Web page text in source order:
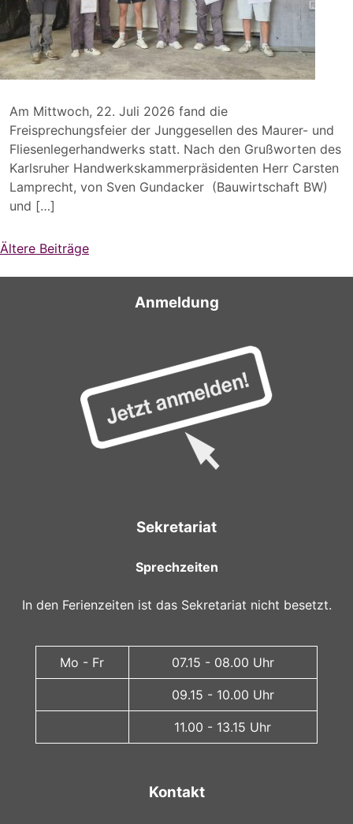
Am Mittwoch, 22. Juli 2026 fand die
Freisprechungsfeier der Junggesellen des Maurer- und
Fliesenlegerhandwerks statt. Nach den Grußworten des
Karlsruher Handwerkskammerpräsidenten Herr Carsten
Lamprecht, von Sven Gundacker (Bauwirtschaft BW)
und […]
Beitragsnavigation
Ältere Beiträge
Anmeldung
Sekretariat
Sprechzeiten
In den Ferienzeiten ist das Sekretariat nicht besetzt.
Mo - Fr 07.15 - 08.00 Uhr
09.15 - 10.00 Uhr
11.00 - 13.15 Uhr
Kontakt